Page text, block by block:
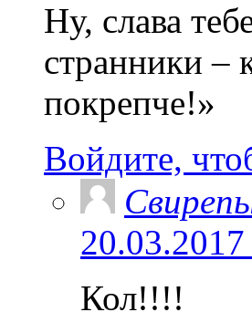
Ну, слава
странники –
покрепче!»
Войдите,
Кол!!!!